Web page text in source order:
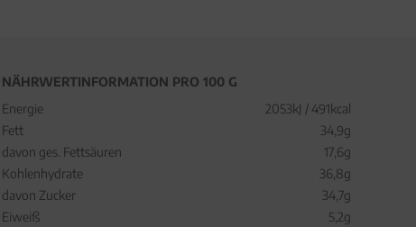
NÄHRWERTINFORMATION PRO 100 G
Energie
2053kJ / 491kcal
Fett
34,9g
davon ges. Fettsäuren
17,6g
Kohlenhydrate
36,8g
davon Zucker
34,7g
Eiweiß
5,2g